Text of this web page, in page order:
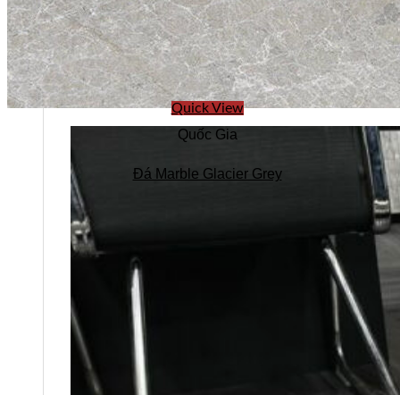
Quick View
Quốc Gia
Đá Marble Glacier Grey